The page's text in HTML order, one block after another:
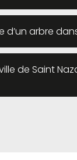
arbre
de Saint